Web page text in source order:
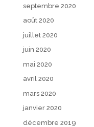
septembre 2020
août 2020
juillet 2020
juin 2020
mai 2020
avril 2020
mars 2020
janvier 2020
décembre 2019